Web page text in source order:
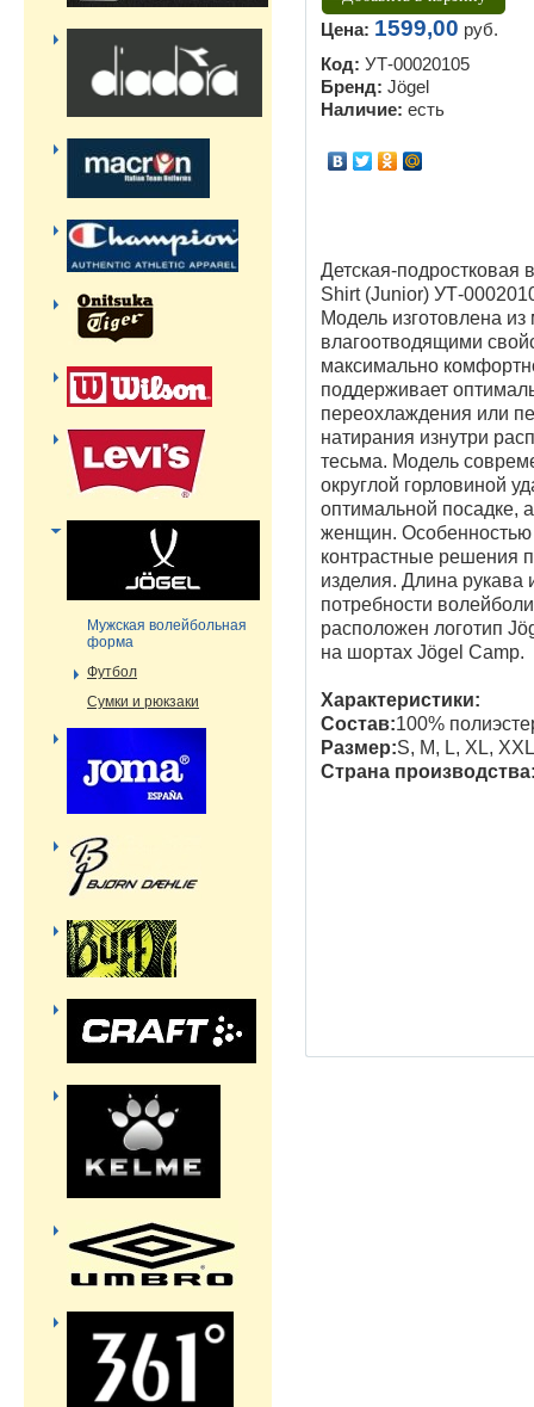
Цена: 1599,00 руб.
Код: УТ-00020105
Бренд: Jögel
Наличие: есть
Детская-подростковая
Shirt (Junior) УТ-
Модель изготовлена
влагоотводящими
максимально
поддерживает
переохлаждения или
натирания изнутри
тесьма. Модель
округлой горловиной
оптимальной посадке,
женщин. Особенностью
контрастные решения
изделия. Длина рукава
потребности
расположен логотип
на шортах Jögel Camp.
Характеристики:
Состав:100%
Размер:S, M, L, XL,
Страна
Мужская волейбольная
форма
Футбол
Сумки и рюкзаки